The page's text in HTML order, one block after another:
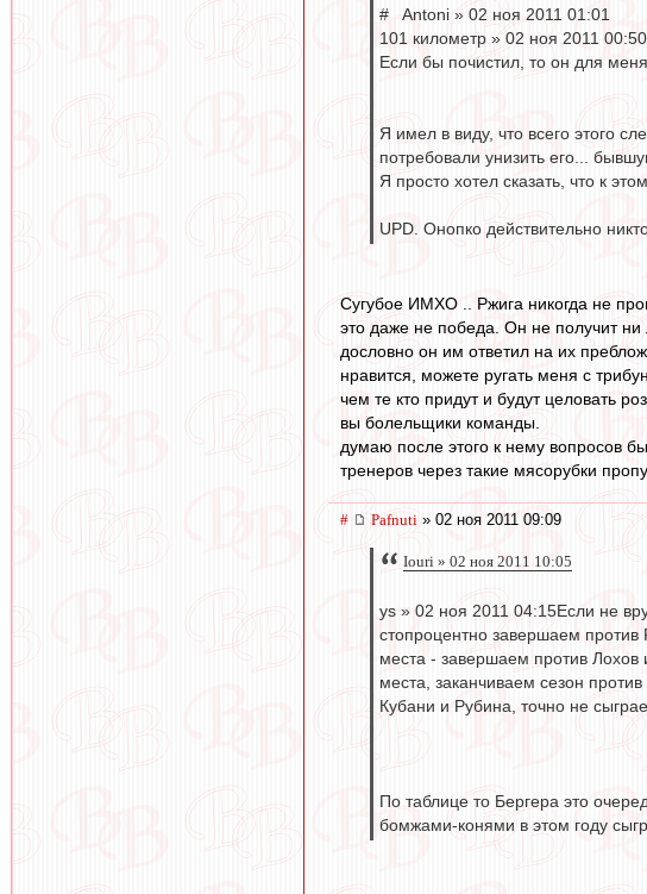
# Antoni » 02 ноя 2011 01:01
101 километр » 02 ноя 2011 00:50
Если бы почистил, то он для
Я имел в виду, что всего этого
потребовали унизить его...
Я просто хотел сказать, что к
UPD. Онопко действительно
Сугубое ИМХО .. Ржига никогда не
это даже не победа. Он не получит ни
дословно он им ответил на их
нравится, можете ругать меня с
чем те кто придут и будут целовать
вы болельщики команды.
думаю после этого к нему вопросов
тренеров через такие мясорубки
# Pafnuti » 02 ноя 2011 09:09
Iouri » 02 ноя 2011 10:05
ys » 02 ноя 2011 04:15Если не
стопроцентно завершаем
места - завершаем против Лохов
места, заканчиваем сезон
Кубани и Рубина, точно не
По таблице то Бергера это
бомжами-конями в этом году